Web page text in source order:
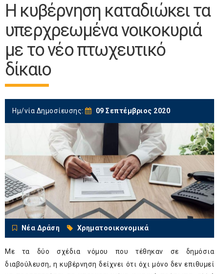
Η κυβέρνηση καταδιώκει τα
υπερχρεωμένα νοικοκυριά
με το νέο πτωχευτικό
δίκαιο
Ημ/νία Δημοσίευσης: 09 Σεπτέμβριος 2020
Νέα Δράση Χρηματοοικονομικά
Με τα δύο σχέδια νόμου που τέθηκαν σε δημόσια
διαβούλευση, η κυβέρνηση δείχνει ότι όχι μόνο δεν επιθυμεί